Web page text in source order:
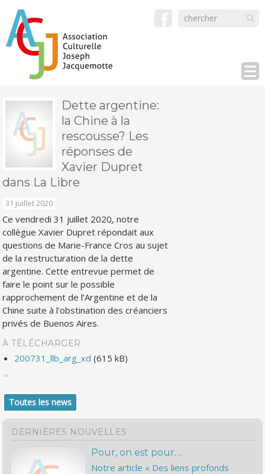
Dette argentine:
la Chine à la
rescousse? Les
réponses de
Xavier Dupret
dans La Libre
31 juillet 2020
Ce vendredi 31 juillet 2020, notre
collègue Xavier Dupret répondait aux
questions de Marie-France Cros au sujet
de la restructuration de la dette
argentine. Cette entrevue permet de
faire le point sur le possible
rapprochement de l’Argentine et de la
Chine suite à l’obstination des créanciers
privés de Buenos Aires.
À TÉLÉCHARGER
200731_llb_arg_xd (615 kB)
Toutes les news
DERNIÈRES NOUVELLES
Pour, on est pour….
Notre article « Des liens profonds